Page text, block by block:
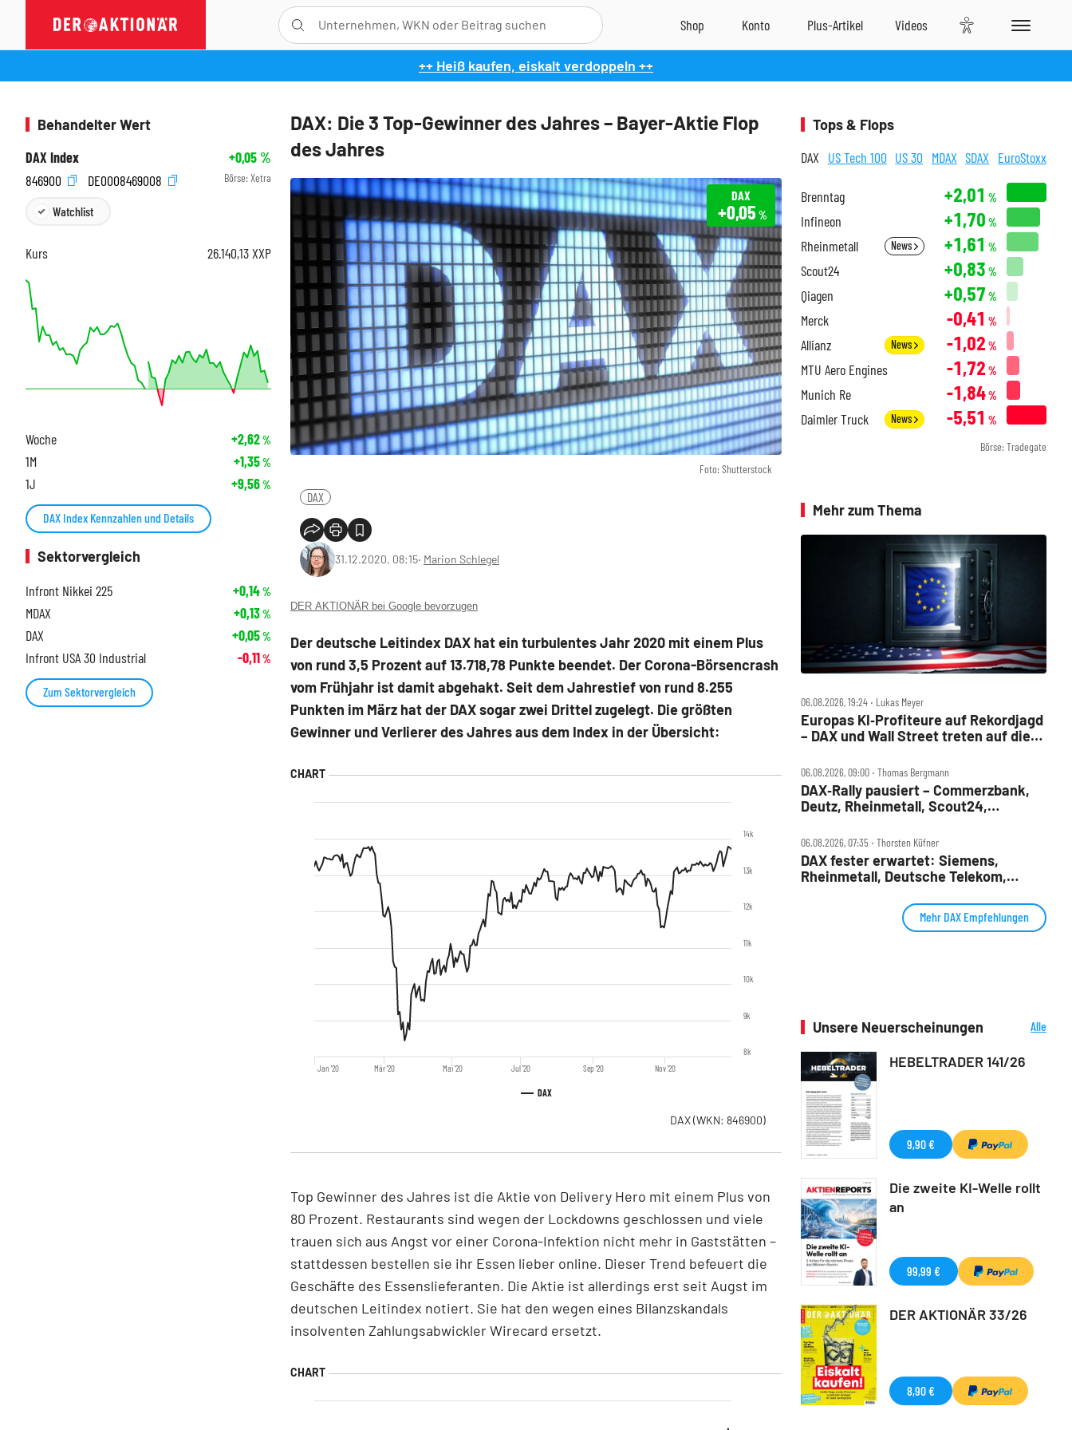
++ Heiß kaufen, eiskalt verdoppeln ++
DAX: Die 3 Top-Gewinner des Jahres – Bayer-Aktie Flop
des Jahres
Foto: Shutterstock
DAX
+0,05 %
DAX
31.12.2020, 08:15‧ Marion Schlegel
DER AKTIONÄR bei Google bevorzugen
Der deutsche Leitindex DAX hat ein turbulentes Jahr 2020 mit einem Plus
von rund 3,5 Prozent auf 13.718,78 Punkte beendet. Der Corona-Börsencrash
vom Frühjahr ist damit abgehakt. Seit dem Jahrestief von rund 8.255
Punkten im März hat der DAX sogar zwei Drittel zugelegt. Die größten
Gewinner und Verlierer des Jahres aus dem Index in der Übersicht:
DAX
Jan '20 Mär '20 Mai '20 Jul '20 Sep '20 Nov '20
8k
9k
10k
11k
12k
13k
14k
DAX(WKN: 846900)
Top Gewinner des Jahres ist die Aktie von Delivery Hero mit einem Plus von
80 Prozent. Restaurants sind wegen der Lockdowns geschlossen und viele
trauen sich aus Angst vor einer Corona-Infektion nicht mehr in Gaststätten –
stattdessen bestellen sie ihr Essen lieber online. Dieser Trend befeuert die
Geschäfte des Essenslieferanten. Die Aktie ist allerdings erst seit Augst im
deutschen Leitindex notiert. Sie hat den wegen eines Bilanzskandals
insolventen Zahlungsabwickler Wirecard ersetzt.
Behandelter Wert
DAX Index
+0,05%
846900
DE0008469008 Börse: Xetra
Watchlist
Kurs 26.140,13XXP
Woche +2,62%
1M +1,35%
1J +9,56%
DAX Index Kennzahlen und Details
Sektorvergleich
Infront Nikkei 225
+0,14%
MDAX +0,13%
DAX +0,05%
Infront USA 30 Industrial -0,11%
Zum Sektorvergleich
Tops & Flops
DAX US Tech 100 US 30 MDAX SDAX EuroStoxx
Brenntag +2,01 %
Infineon +1,70 %
Rheinmetall News +1,61 %
Scout24 +0,83 %
Qiagen +0,57 %
Merck -0,41 %
Allianz News -1,02 %
MTU Aero Engines -1,72 %
Munich Re -1,84%
Daimler Truck News -5,51 %
Börse: Tradegate
Mehr zum Thema
06.08.2026, 19:24 ‧ Lukas Meyer
Europas KI‑Profiteure auf Rekordjagd
– DAX und Wall Street treten auf die
06.08.2026, 09:00 ‧ Thomas Bergmann
DAX‑Rally pausiert – Commerzbank,
Deutz, Rheinmetall, Scout24,
Check
06.08.2026, 07:35 ‧ Thorsten Küfner
DAX fester erwartet: Siemens,
Rheinmetall, Deutsche Telekom,
Mehr DAX Empfehlungen
Unsere Neuerscheinungen
Alle
HEBELTRADER 141/26
9,90 €
Die zweite KI-Welle rollt
an
99,99 €
DER AKTIONÄR 33/26
8,90 €